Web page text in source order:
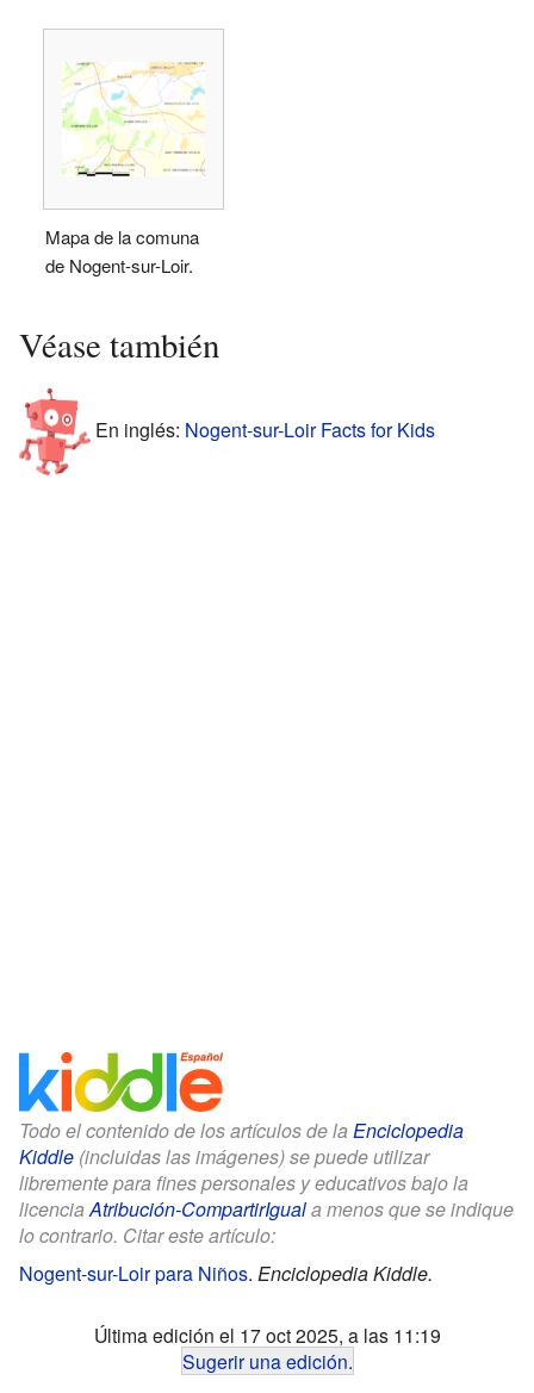
Mapa de la comuna
de Nogent-sur-Loir.
Véase también
En inglés: Nogent-sur-Loir Facts for Kids
Todo el contenido de los artículos de la Enciclopedia
Kiddle (incluidas las imágenes) se puede utilizar
libremente para fines personales y educativos bajo la
licenciaAtribución-CompartirIguala menos que se indique
lo contrario. Citar este artículo:
Nogent-sur-Loir para Niños. Enciclopedia Kiddle.
Última edición el 17 oct 2025, a las 11:19
Sugerir una edición.